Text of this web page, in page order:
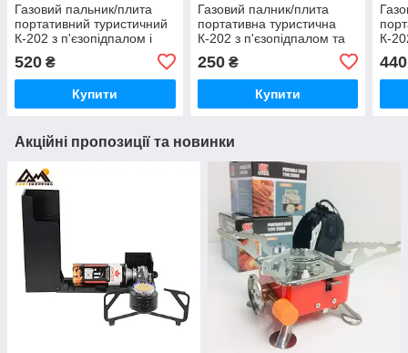
Газовий пальник/плита
портативний туристичний
К-202 з п'єзопідпалом і
чохлом + 3 газові балони
220 г.
520 ₴
Купити
Газовий палник/плита
портативна туристична
К-202 з п'єзопідпалом та
250₴
Купити
К-
220
440
Акційні пропозиції та новинки